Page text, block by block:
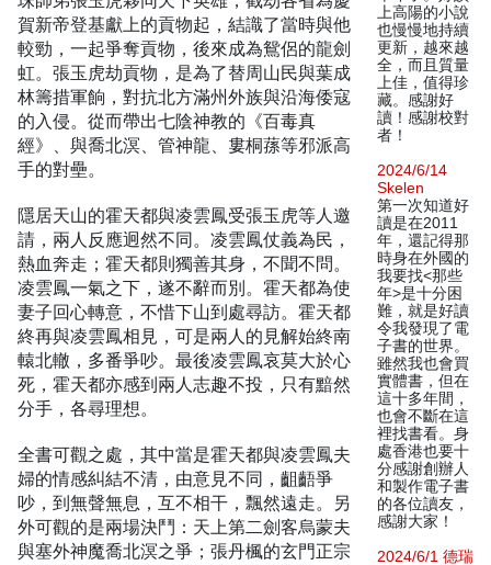
賀新帝登基獻上的貢物起，結識了當時與他
較勁，一起爭奪貢物，後來成為鴛侶的龍劍
虹。張玉虎劫貢物，是為了替周山民與葉成
林籌措軍餉，對抗北方滿州外族與沿海倭寇
的入侵。從而帶出七陰神教的《百毒真
經》、與喬北溟、管神龍、婁桐蓀等邪派高
手的對壘。
隱居天山的霍天都與凌雲鳳受張玉虎等人邀
請，兩人反應迥然不同。凌雲鳳仗義為民，
熱血奔走；霍天都則獨善其身，不聞不問。
凌雲鳳一氣之下，遂不辭而別。霍天都為使
妻子回心轉意，不惜下山到處尋訪。霍天都
終再與凌雲鳳相見，可是兩人的見解始終南
轅北轍，多番爭吵。最後凌雲鳳哀莫大於心
死，霍天都亦感到兩人志趣不投，只有黯然
分手，各尋理想。
全書可觀之處，其中當是霍天都與凌雲鳳夫
婦的情感糾結不清，由意見不同，齟齬爭
吵，到無聲無息，互不相干，飄然遠走。另
外可觀的是兩場決鬥：天上第二劍客烏蒙夫
與塞外神魔喬北溟之爭；張丹楓的玄門正宗
上高陽的小說
也慢慢地持續
更新，越來越
全，而且質量
上佳，值得珍
藏。感謝好
讀！感謝校對
者！
2024/6/14
Skelen
第一次知道好
讀是在2011
年，還記得那
時身在外國的
我要找<那些
年>是十分困
難，就是好讀
令我發現了電
子書的世界。
雖然我也會買
實體書，但在
這十多年間，
也會不斷在這
裡找書看。身
處香港也要十
分感謝創辦人
和製作電子書
的各位讀友，
感謝大家！
2024/6/1 德瑞